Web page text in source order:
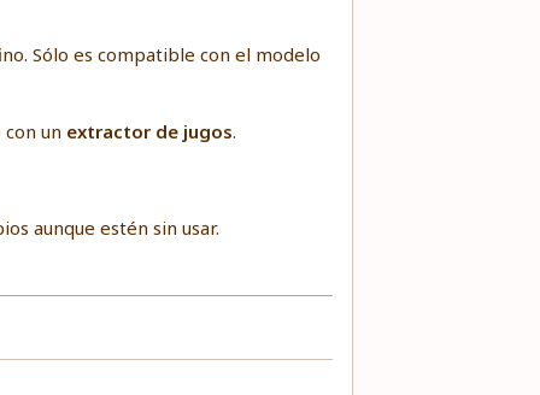
Sólo es compatible con el modelo
un extractor de jugos.
aunque estén sin usar.